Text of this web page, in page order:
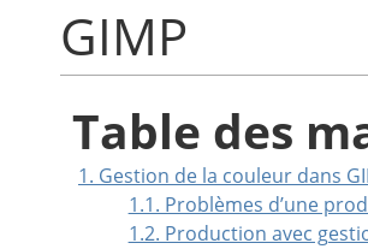
GIMP
Table des
1. Gestion de la couleur dans
1.1. Problèmes d’une
1.2. Production avec